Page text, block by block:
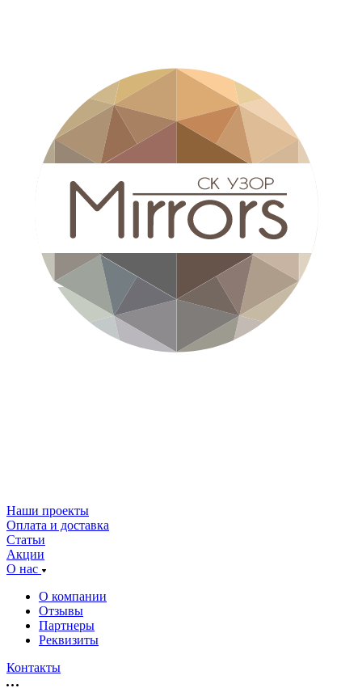
Наши проекты
Оплата и доставка
Статьи
Акции
О нас
О компании
Отзывы
Партнеры
Реквизиты
Контакты